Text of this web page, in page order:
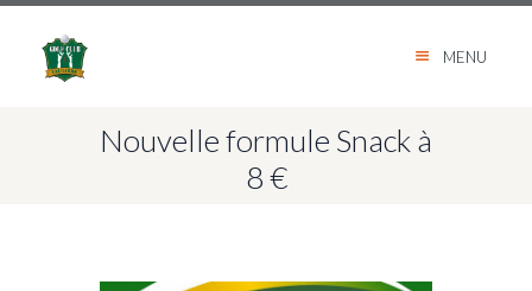
MENU
Nouvelle formule Snack à
8 €